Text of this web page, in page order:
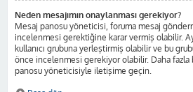
Neden mesajımın onaylanması gerekiyor?
Mesaj panosu yöneticisi, foruma mesaj
incelenmesi gerektiğine karar vermiş olabilir.
kullanıcı grubuna yerleştirmiş olabilir ve bu
önce incelenmesi gerekiyor olabilir. Daha
panosu yöneticisiyle iletişime geçin.